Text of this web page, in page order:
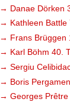
→ Danae Dörken
→ Kathleen Battle
→ Frans Brüggen
→ Karl Böhm 40.
→ Sergiu
→ Boris
→ Georges Prêtre